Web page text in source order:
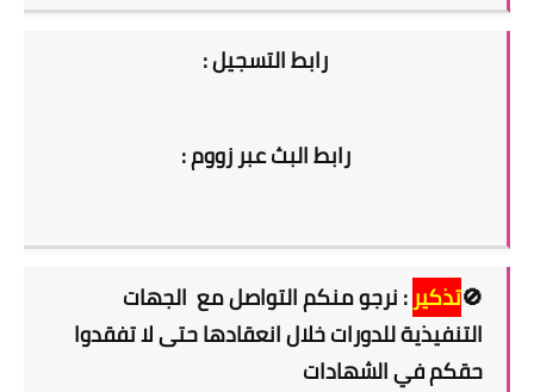
رابط التسجيل :
رابط البث عبر زووم :
🚫تذكير: نرجو منكم التواصل مع الجهات
التنفيذية للدورات خلال انعقادها حتى لا تفقدوا
حقكم في الشهادات